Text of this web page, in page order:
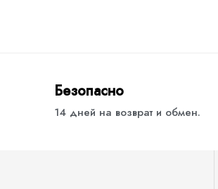
Безопасно
14 дней на возврат и обмен.